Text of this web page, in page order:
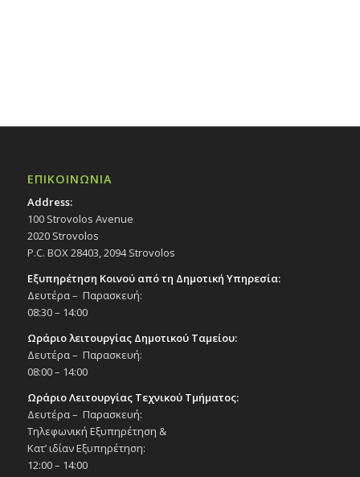
ΕΠΙΚΟΙΝΩΝΙΑ
Address:
100 Strovolos Avenue
2020 Strovolos
P.C. BOX 28403, 2094 Strovolos
Εξυπηρέτηση Κοινού από τη Δημοτική Υπηρεσία:
Δευτέρα – Παρασκευή:
08:30 – 14:00
Ωράριο λειτουργίας Δημοτικού Ταμείου:
Δευτέρα – Παρασκευή:
08:00 – 14:00
Ωράριο Λειτουργίας Τεχνικού Τμήματος:
Δευτέρα – Παρασκευή:
Τηλεφωνική Εξυπηρέτηση &
Κατ’ ιδίαν Εξυπηρέτηση:
12:00 – 14:00